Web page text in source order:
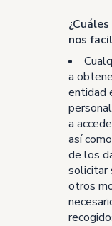
nos
a
entidad
a
así
de los
solicitar
otros